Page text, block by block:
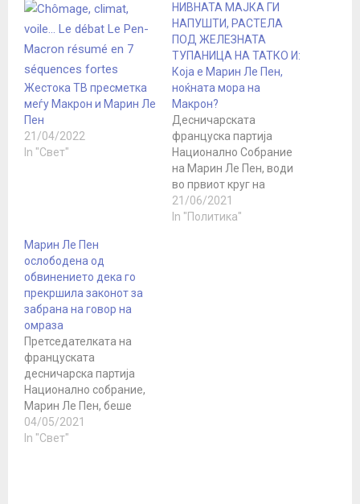
Жестока ТВ пресметка
меѓу Макрон и Марин Ле
Пен
21/04/2022
In "Свет"
НИВНАТА МАЈКА ГИ
НАПУШТИ, РАСТЕЛА
ПОД ЖЕЛЕЗНАТА
ТУПАНИЦА НА ТАТКО И:
Која е Марин Ле Пен,
ноќната мора на
Макрон?
Десничарската
француска партија
Национално Собрание
на Марин Ле Пен, води
во првиот круг на
регионалните избори во
регионот Прованса-
21/06/2021
In "Политика"
Марин Ле Пен
ослободена од
обвинението дека го
прекршила законот за
забрана на говор на
омраза
Претседателката на
француската
десничарска партија
Национално собрание,
Марин Ле Пен, беше
ослободена од
обвинението дека го
04/05/2021
In "Свет"